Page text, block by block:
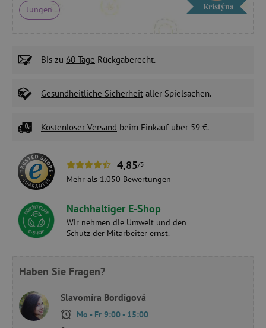
Jungen Kristýna
Bis zu 60 Tage Rückgaberecht.
Gesundheitliche Sicherheit aller Spielsachen.
Kostenloser Versand beim Einkauf über 59 €.
4,85/5
Mehr als 1.050 Bewertungen
Nachhaltiger E-Shop
Wir nehmen die Umwelt und den
Schutz der Mitarbeiter ernst.
Haben Sie Fragen?
Slavomíra Bordigová
Mo - Fr 9:00 - 15:00